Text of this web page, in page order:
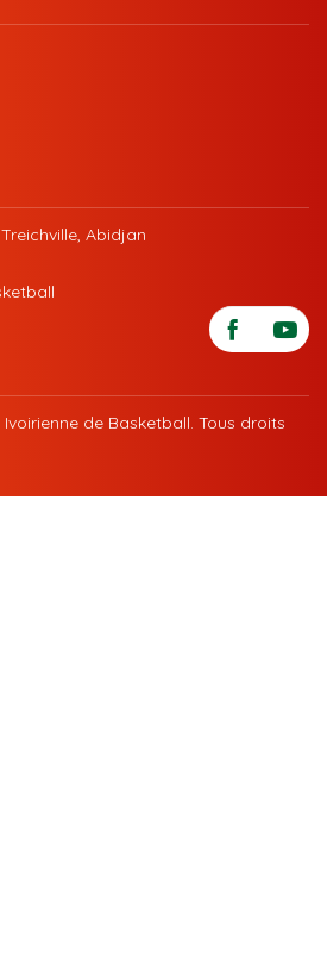
Abidjan
de Basketball. Tous droits